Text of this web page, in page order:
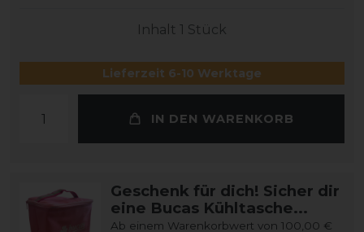
Inhalt 1 Stück
Lieferzeit 6-10 Werktage
IN DEN WARENKORB
Geschenk für dich! Sicher dir
eine Bucas Kühltasche...
Ab einem Warenkorbwert von 100,00 €